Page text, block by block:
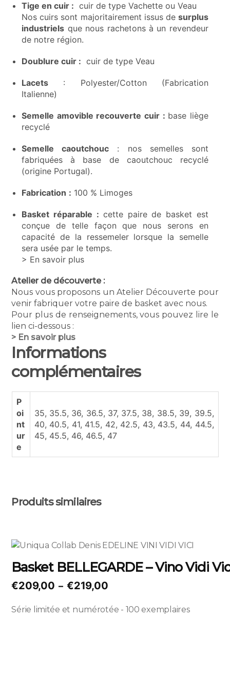
Tige en cuir : cuir de type Vachette ou Veau
Nos cuirs sont majoritairement issus de surplus
industriels que nous rachetons à un revendeur
de notre région.
Doublure cuir : cuir de type Veau
Lacets : Polyester/Cotton (Fabrication
Italienne)
Semelle amovible recouverte cuir : base liège
recyclé
Semelle caoutchouc : nos semelles sont
fabriquées à base de caoutchouc recyclé
(origine Portugal).
Fabrication : 100 % Limoges
Basket réparable : cette paire de basket est
conçue de telle façon que nous serons en
capacité de la ressemeler lorsque la semelle
sera usée par le temps.
> En savoir plus
Atelier de découverte :
Nous vous proposons un Atelier Découverte pour
venir fabriquer votre paire de basket avec nous.
Pour plus de renseignements, vous pouvez lire le
lien ci-dessous :
> En savoir plus
Informations
complémentaires
P
oi
nt
ur
e
35, 35.5, 36, 36.5, 37, 37.5, 38, 38.5, 39, 39.5,
40, 40.5, 41, 41.5, 42, 42.5, 43, 43.5, 44, 44.5,
45, 45.5, 46, 46.5, 47
Produits similaires
Basket BELLEGARDE – Vino Vidi
€209,00 – €219,00Plage
prix :
Série limitée et numérotée - 100 exemplaires
Ce
a
plusieurs
variations.
Les